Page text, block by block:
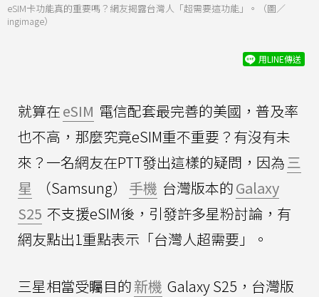
eSIM卡功能真的重要嗎？網友揭露台灣人「超需要這功能」。（圖／
ingimage）
用LINE傳送
就算在eSIM 電信配套最完善的美國，普及率
也不高，那麼究竟eSIM重不重要？有沒有未
來？一名網友在PTT發出這樣的疑問，因為三
星
（Samsung） 手機 台灣版本的Galaxy
S25 不支援eSIM後，引發許多星粉討論，有
網友點出1重點表示「台灣人超需要」。
三星相當受矚目的新機 Galaxy S25，台灣版